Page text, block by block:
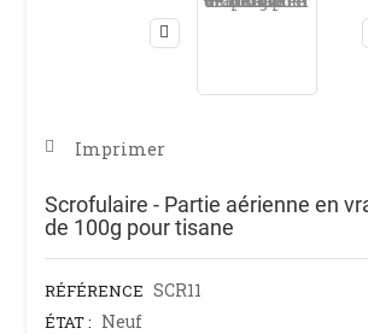
Imprimer
Scrofulaire - Partie aérienne en
de 100g pour tisane
RÉFÉRENCE SCR11
ÉTAT : Neuf